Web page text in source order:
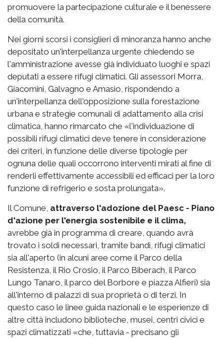
promuovere la partecipazione culturale e il benessere
della comunità.
Nei giorni scorsi i consiglieri di minoranza hanno anche
depositato un'interpellanza urgente chiedendo se
l'amministrazione avesse già individuato luoghi e spazi
deputati a essere rifugi climatici. Gli assessori Morra,
Giacomini, Galvagno e Amasio, rispondendo a
un'interpellanza dell'opposizione sulla forestazione
urbana e strategie comunali di adattamento alla crisi
climatica, hanno rimarcato che «l'individuazione di
possibili rifugi climatici deve tenere in considerazione
dei criteri, in funzione delle diverse tipologie per
ognuna delle quali occorrono interventi mirati al fine di
renderli effettivamente accessibili ed efficaci per la loro
funzione di refrigerio e sosta prolungata».
Il Comune, attraverso l'adozione del Paesc - Piano
d'azione per l'energia sostenibile e il clima,
avrebbe già in programma di creare, quando avrà
trovato i soldi necessari, tramite bandi, rifugi climatici
sia all'aperto (in alcuni aree come il Parco della
Resistenza, il Rio Crosio, il Parco Biberach, il Parco
Lungo Tanaro, il parco del Borbore e piazza Alfieri) sia
all'interno di palazzi di sua proprietà o di terzi. In
questo caso le linee guida nazionali e le esperienze di
altre città includono biblioteche, musei, centri civici e
spazi climatizzati «che, tuttavia - precisano gli